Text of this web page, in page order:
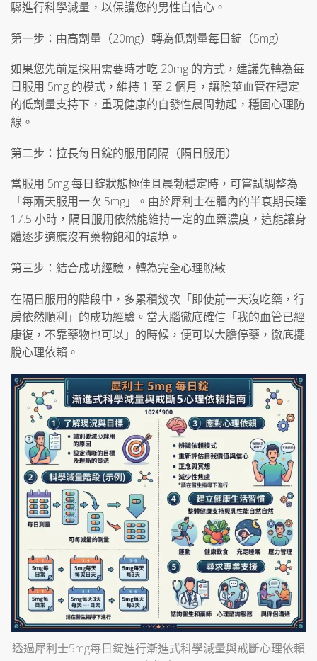
驟進行科學減量，以保護您的男性自信心。
第一步：由高劑量（20mg）轉為低劑量每日錠（5mg）
如果您先前是採用需要時才吃 20mg 的方式，建議先轉為每
日服用 5mg 的模式，維持 1 至 2 個月，讓陰莖血管在穩定
的低劑量支持下，重現健康的自發性晨間勃起，穩固心理防
線。
第二步：拉長每日錠的服用間隔（隔日服用）
當服用 5mg 每日錠狀態極佳且晨勃穩定時，可嘗試調整為
「每兩天服用一次 5mg」。由於犀利士在體內的半衰期長達
17.5 小時，隔日服用依然能維持一定的血藥濃度，這能讓身
體逐步適應沒有藥物飽和的環境。
第三步：結合成功經驗，轉為完全心理脫敏
在隔日服用的階段中，多累積幾次「即使前一天沒吃藥，行
房依然順利」的成功經驗。當大腦徹底確信「我的血管已經
康復，不靠藥物也可以」的時候，便可以大膽停藥，徹底擺
脫心理依賴。
透過犀利士5mg每日錠進行漸進式科學減量與戒斷心理依賴